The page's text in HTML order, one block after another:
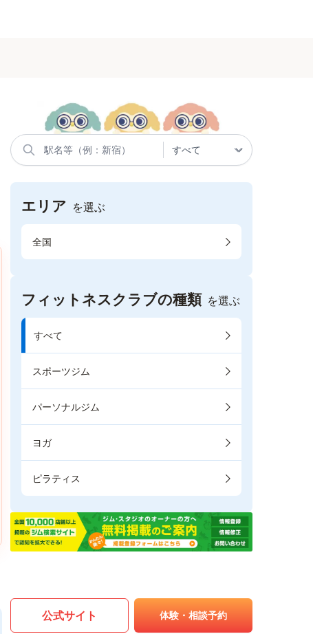
エリア を選ぶ
全国
フィットネスクラブの種類 を選ぶ
すべて
スポーツジム
パーソナルジム
ヨガ
ピラティス
公式サイト 体験・相談予約